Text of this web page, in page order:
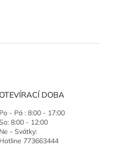
OTEVÍRACÍ DOBA
Po - Pá : 8:00 - 17:00
So: 8:00 - 12:00
Ne - Svátky:
Hotline 773663444